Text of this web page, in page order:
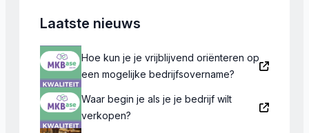
Laatste nieuws
Hoe kun je je vrijblijvend oriënteren op
een mogelijke bedrijfsovername?
Waar begin je als je je bedrijf wilt
verkopen?